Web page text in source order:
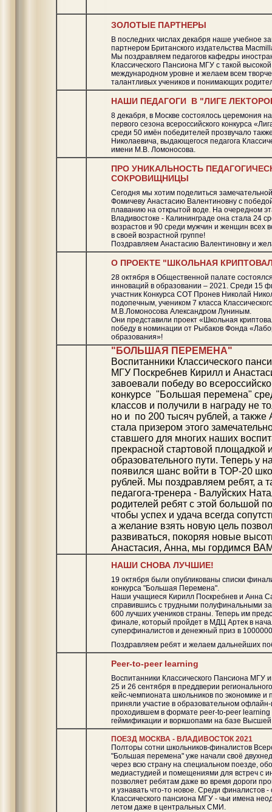
ЗОЛОТЫЕ ПАРТНЕРЫ
В последних числах декабря наше учебное
партнером Британского издательства
Мы поздравляем педагогов кафедры
Классического Пансиона МГУ с такой
международном уровне и желаем всем
талантливых учеников и понимающих
НАШИ ПЕДАГОГИ В "ЛИГЕ
8 декабря, в Москве состоялось церемония
первого сезона всероссийского конкурса
среди 50 имён победителей прозвучало
Николаевича, выдающегося педагога
имени М.В. Ломоносова.
ПРО УНИКАЛЬНОСТЬ
СОКРОВИЩНИЦЫ
Сегодня мы хотим поделиться
Фомичеву Анастасию Валентиновну с
плаванию на открытой воде. На очередном
Владивостоке - Калининграде она стала 24
возрастов и 90 среди мужчин и женщин всех
в своей возрастной группе!
Поздравляем Анастасию Валентиновну и
О ПРОЕКТЕ "ШКОЛЬНАЯ
28 октября в Общественной палате
инноваций в образовании – 2021. Среди 15
участник Конкурса СОТ Пронев Николай
подопечным, учеником 7 класса
М.В.Ломоносова Александром Луниным.
Они представили проект «Школьная
победу в номинации от Рыбаков Фонда
образования»!
"БОЛЬШАЯ ПЕРЕМЕНА"
Воспитанники Классического
МГУ Поскребнев Кирилл и
завоевали победу во
конкурсе "Большая перемена"
классов и получили в награду не
но и по 200 тысяч рублей, а также
стала призером этого
ставшего для многих наших
прекрасной стартовой площадкой
образовательного пути. Теперь у
появился шанс войти в ТОР-20
рублей. Мы поздравляем ребят, а
педагога-тренера - Валуйских
родителей ребят с этой большой
чтобы успех и удача всегда
а желание взять новую цель
развиваться, покоряя новые
Анастасия, Анна, мы гордимся
НАШИ СНОВА ЛУЧШИЕ!
19 октября были опубликованы списки
конкурса "Большая Перемена".
Наши учащиеся Кирилл Поскребнев и Анна
справившись с трудными полуфинальными
600 лучших учеников страны. Теперь им
финале, который пройдет в МДЦ Артек в
суперфиналистов и денежный приз в
Поздравляем ребят и желаем дальнейших
Рeer-to-peer learning
Воспитанники Классического Пансиона МГУ
25 и 26 сентября в преддверии
кейс-чемпионата школьников по экономике и
приняли участие в образовательном
проходившем в формате peer-to-peer learning
геймификации и воркшопами на базе
ПОЕЗД МОСКВА - ВЛАДИВОСТОК 2021
Полторы сотни школьников-финалистов
"Большая перемена" уже начали своё
через всю страну на специальном поезде,
медиастудией и помещениями для встреч с
позволяет ребятам даже во время дороги
и узнавать что-то новое. Среди финалистов -
Классического пансиона МГУ - чьи имена
летом даже в центральных СМИ.